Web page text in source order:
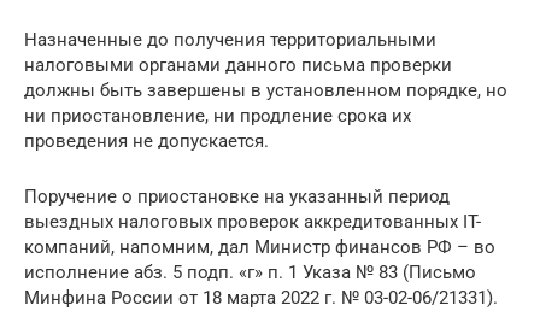
Назначенные до получения территориальными
налоговыми органами данного письма проверки
должны быть завершены в установленном порядке, но
ни приостановление, ни продление срока их
проведения не допускается.
Поручение о приостановке на указанный период
выездных налоговых проверок аккредитованных IT-
компаний, напомним, дал Министр финансов РФ – во
исполнение абз. 5 подп. «г» п. 1 Указа № 83 (Письмо
Минфина России от 18 марта 2022 г. № 03-02-06/21331).